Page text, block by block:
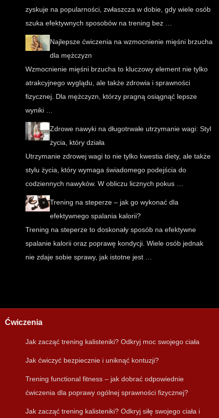
zyskuje na popularności, zwłaszcza w dobie, gdy wiele osób
szuka efektywnych sposobów na trening bez …
Najlepsze ćwiczenia na wzmocnienie mięśni brzucha
dla mężczyzn
Wzmocnienie mięśni brzucha to kluczowy element nie tylko
atrakcyjnego wyglądu, ale także zdrowia i sprawności
fizycznej. Dla mężczyzn, którzy pragną osiągnąć lepsze
wyniki …
Zdrowe nawyki na długotrwałe utrzymanie wagi: Styl
życia, który działa
Utrzymanie zdrowej wagi to nie tylko kwestia diety, ale także
stylu życia, który wymaga świadomego podejścia do
codziennych nawyków. W obliczu licznych pokus …
Trening na steperze – jak go wykonać dla
efektywnego spalania kalorii?
Trening na steperze to doskonały sposób na efektywne
spalanie kalorii oraz poprawę kondycji. Wiele osób jednak
nie zdaje sobie sprawy, jak istotne jest …
Ćwiczenia
Jak zacząć trening kalisteniki? Odkryj moc swojego ciała
Jak ćwiczyć bezpiecznie i uniknąć kontuzji?
Trening functional fitness – jak dobrać odpowiednie
ćwiczenia dla poprawy ogólnej sprawności fizycznej?
Jak zacząć trening kalisteniki? Odkryj siłę swojego ciała i